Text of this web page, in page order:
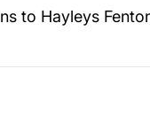
to Hayleys